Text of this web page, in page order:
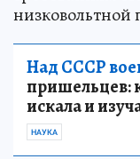
Над СССР
пришельцев:
искала и
НАУКА